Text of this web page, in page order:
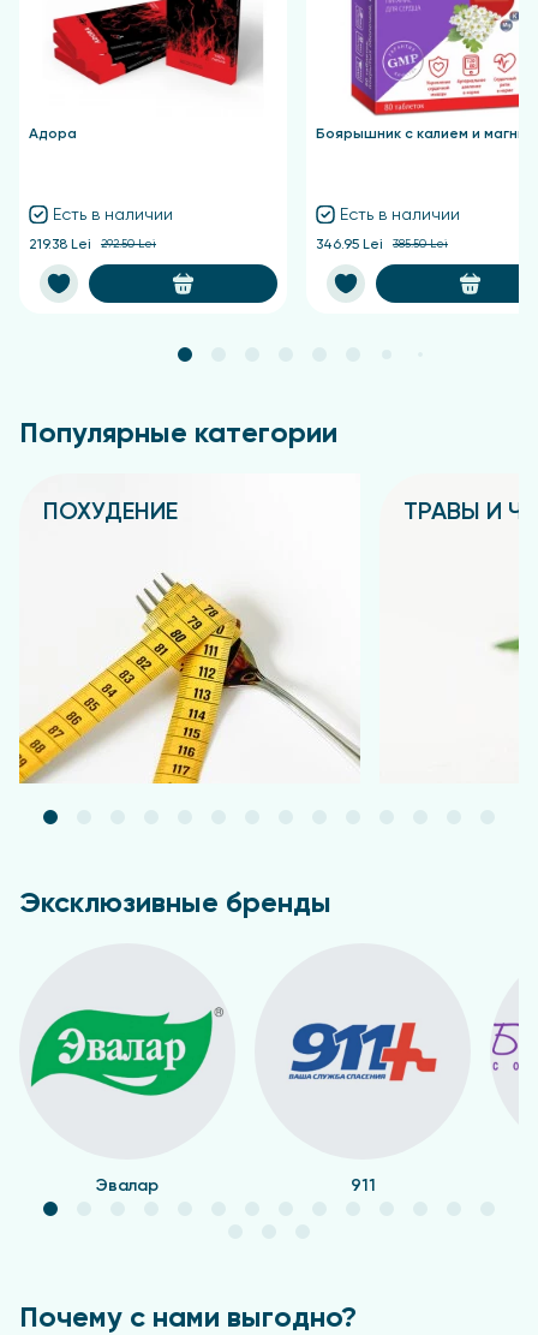
Адора
Есть в наличии
219.38 Lei 292.50 Lei
Боярышник с калием и
Есть в наличии
346.95 Lei 385.50 Lei
Популярные категории
ПОХУДЕНИЕ ТРАВЫ И
Эксклюзивные бренды
Эвалар 911
Почему с нами выгодно?